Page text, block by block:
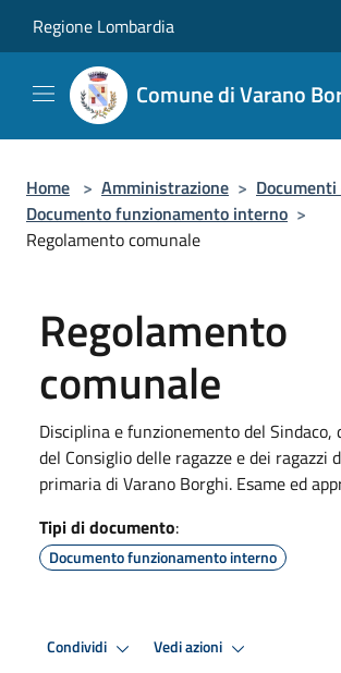
Regione Lombardia
Comune di Varano
Home > Amministrazione >
Documento funzionamento interno >
Regolamento comunale
Regolamento
comunale
Disciplina e funzionemento del Sindaco,
del Consiglio delle ragazze e dei ragazzi
primaria di Varano Borghi. Esame ed
Tipi di documento:
Documento funzionamento interno
Condividi Vedi azioni